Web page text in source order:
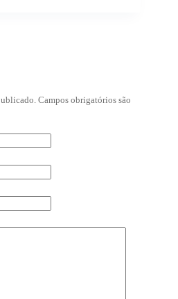
Campos obrigatórios são